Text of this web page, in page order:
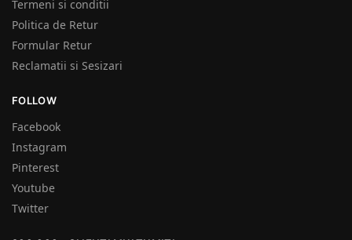
Termeni si conditii
Politica de Retur
Formular Retur
Reclamatii si Sesizari
FOLLOW
Facebook
Instagram
Pinterest
Youtube
Twitter